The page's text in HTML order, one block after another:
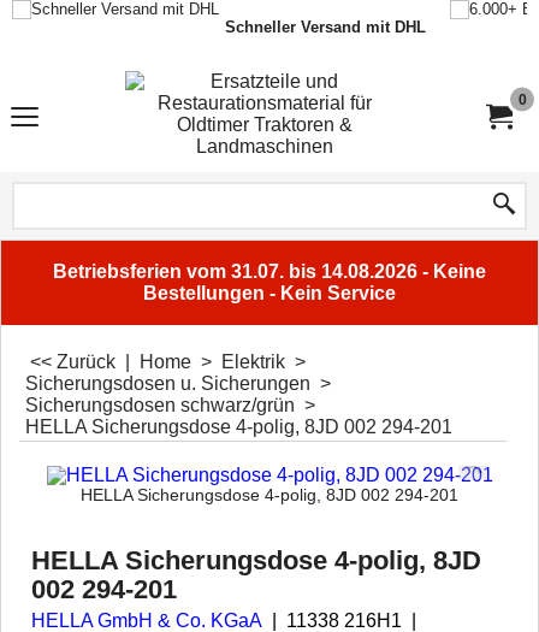
Schneller Versand mit DHL
0
Betriebsferien vom 31.07. bis 14.08.2026 - Keine
Bestellungen - Kein Service
<< Zurück Home > Elektrik >
Sicherungsdosen u. Sicherungen >
Sicherungsdosen schwarz/grün >
HELLA Sicherungsdose 4-polig, 8JD 002 294-201
HELLA Sicherungsdose 4-polig, 8JD 002 294-201
HELLA Sicherungsdose 4-polig, 8JD
002 294-201
HELLA GmbH & Co. KGaA
11338 216H1